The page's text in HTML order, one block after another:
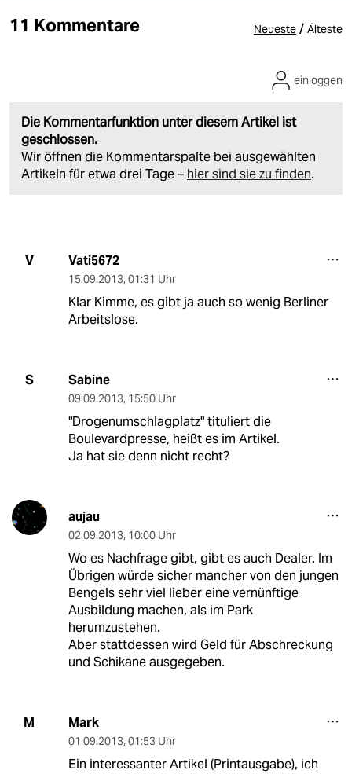
11 Kommentare Neueste / Älteste
Die Kommentarfunktion unter diesem Artikel ist
geschlossen.
Wir öffnen die Kommentarspalte bei ausgewählten
Artikeln für etwa drei Tage – hier sind sie zu finden.
einloggen
V Vati5672
15.09.2013, 01:31 Uhr
Klar Kimme, es gibt ja auch so wenig Berliner
Arbeitslose.
S Sabine
09.09.2013, 15:50 Uhr
"Drogenumschlagplatz" tituliert die
Boulevardpresse, heißt es im Artikel.
Ja hat sie denn nicht recht?
aujau
02.09.2013, 10:00 Uhr
Wo es Nachfrage gibt, gibt es auch Dealer. Im
Übrigen würde sicher mancher von den jungen
Bengels sehr viel lieber eine vernünftige
Ausbildung machen, als im Park
herumzustehen.
Aber stattdessen wird Geld für Abschreckung
und Schikane ausgegeben.
M Mark
01.09.2013, 01:53 Uhr
Ein interessanter Artikel (Printausgabe), ich